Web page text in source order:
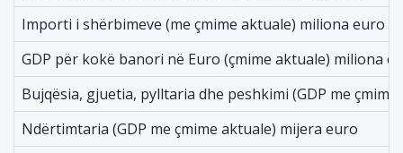
Importi i shërbimeve (me çmime aktuale) miliona euro
GDP për kokë banori në Euro (çmime aktuale) miliona
Bujqësia, gjuetia, pylltaria dhe peshkimi (GDP me
Ndërtimtaria (GDP me çmime aktuale) mijera euro